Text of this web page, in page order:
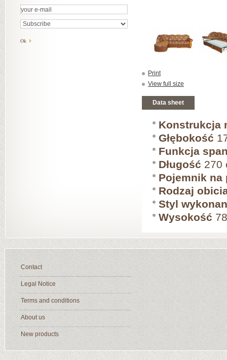
Print
View full size
Data sheet
Konstrukcja
Głębokość
Funkcja
Długość 270
Pojemnik na
Rodzaj
Styl
Wysokość
Contact
Legal Notice
Terms and conditions
About us
New products